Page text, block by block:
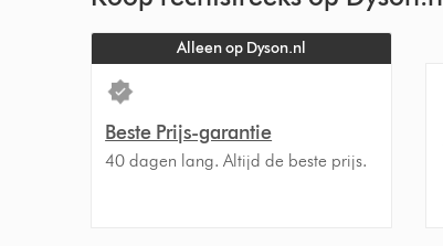
Alleen op Dyson.nl
Beste Prijs-garantie
40 dagen lang. Altijd de beste prijs.